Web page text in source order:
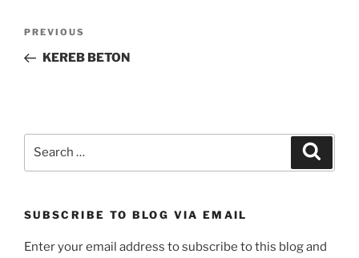
Previous
Post
PREVIOUS
KEREB BETON
SUBSCRIBE TO BLOG VIA EMAIL
Enter your email address to subscribe to this blog and